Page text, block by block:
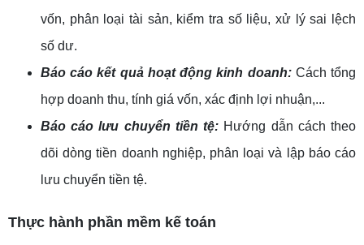
vốn, phân loại tài sản, kiểm tra số liệu, xử lý sai lệch
số dư.
Báo cáo kết quả hoạt động kinh doanh:Cách tổng
hợp doanh thu, tính giá vốn, xác định lợi nhuận,...
Báo cáo lưu chuyển tiền tệ: Hướng dẫn cách theo
dõi dòng tiền doanh nghiệp, phân loại và lập báo cáo
lưu chuyển tiền tệ.
Thực hành phần mềm kế toán